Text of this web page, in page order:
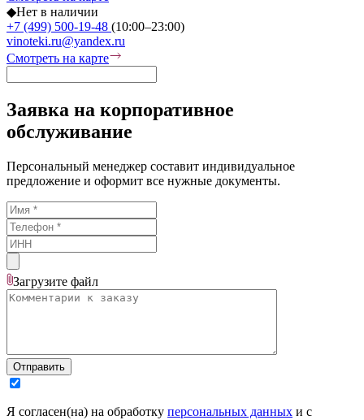
◆Нет в наличии
+7 (499) 500-19-48 (10:00–23:00)
vinoteki.ru@yandex.ru
Смотреть на карте
Заявка на корпоративное
обслуживание
Персональный менеджер составит индивидуальное
предложение и оформит все нужные документы.
Загрузите файл
Отправить
Я согласен(на) на обработку персональных данных и с